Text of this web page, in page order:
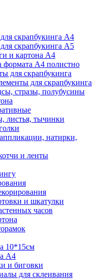
скрапбукинга А4
скрапбукинга А5
и картона А4
формата А4 полистно
для скрапбукинга
для скрапбукинга
стразы, полубусины
листья, тычинки
натирки,
и ленты
и шкатулки
часов
10*15см
А4
и биговки
для склеивания